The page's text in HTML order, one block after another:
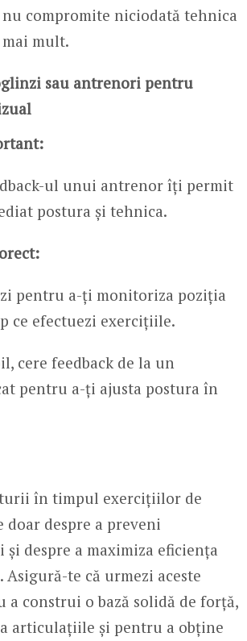
compromite niciodată tehnica
mult.
sau antrenori pentru
ul unui antrenor îți permit
postura și tehnica.
pentru a-ți monitoriza poziția
ce efectuezi exercițiile.
cere feedback de la un
pentru a-ți ajusta postura în
în timpul exercițiilor de
doar despre a preveni
și despre a maximiza eficiența
Asigură-te că urmezi aceste
construi o bază solidă de forță,
articulațiile și pentru a obține